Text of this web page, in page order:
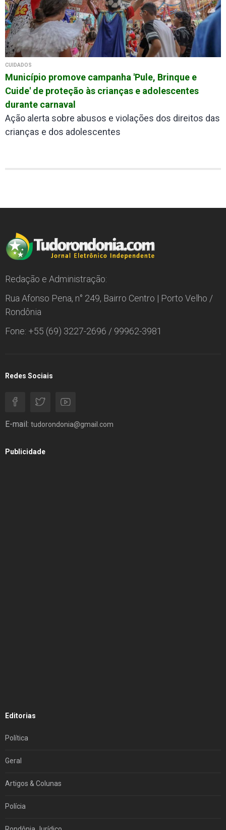
CUIDADOS
Município promove campanha 'Pule, Brinque e
Cuide' de proteção às crianças e adolescentes
durante carnaval
Ação alerta sobre abusos e violações dos direitos das
crianças e dos adolescentes
Redação e Administração:
Rua Afonso Pena, n° 249, Bairro Centro | Porto Velho /
Rondônia
Fone: +55 (69) 3227-2696 / 99962-3981
Redes Sociais
E-mail: tudorondonia@gmail.com
Publicidade
Editorias
Política
Geral
Artigos & Colunas
Polícia